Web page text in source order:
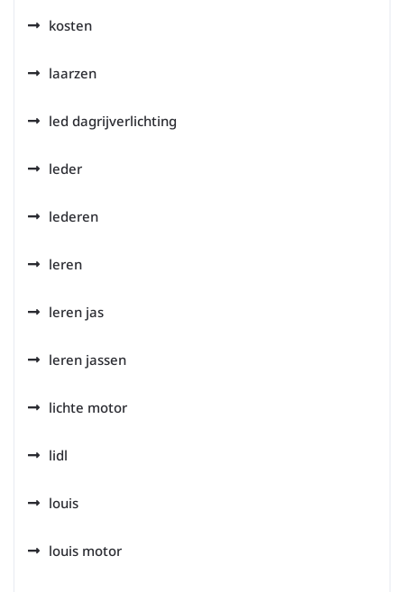
kosten
laarzen
led dagrijverlichting
leder
lederen
leren
leren jas
leren jassen
lichte motor
lidl
louis
louis motor